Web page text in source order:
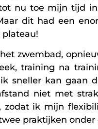
nu toe mijn tijd
dit had een
plateau!
zwembad,
training na
sneller kan gaan
niet met
ik mijn
praktijken